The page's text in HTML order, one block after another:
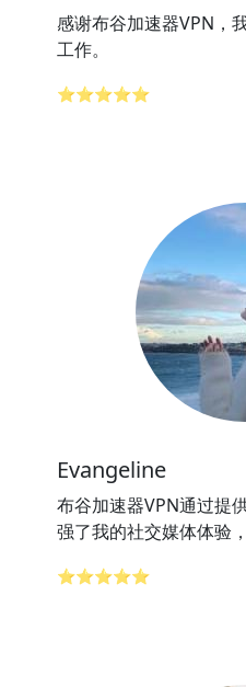
感谢布谷加速器VPN，
工作。
⭐⭐⭐⭐⭐
Evangeline
布谷加速器VPN通过提
强了我的社交媒体体验
⭐⭐⭐⭐⭐